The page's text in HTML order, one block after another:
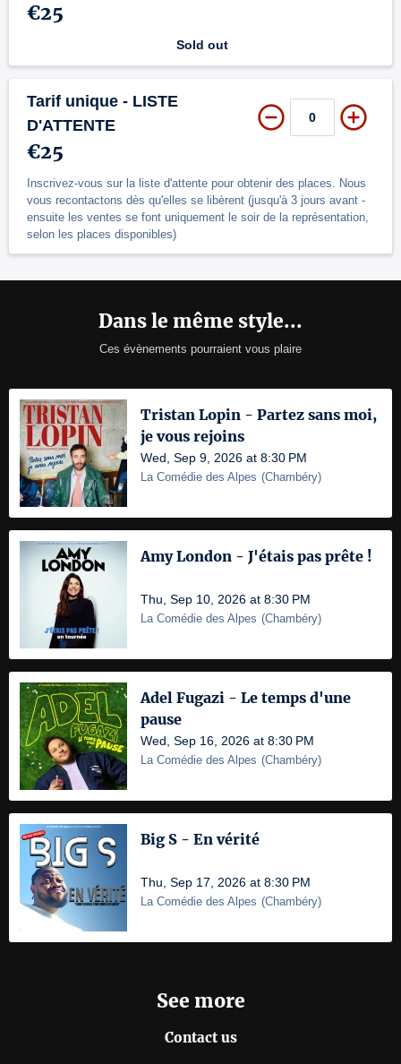
€25
Sold out
Tarif unique - LISTE
D'ATTENTE
€25
Inscrivez-vous sur la liste d'attente pour obtenir des places. Nous
vous recontactons dès qu'elles se libèrent (jusqu'à 3 jours avant -
ensuite les ventes se font uniquement le soir de la représentation,
selon les places disponibles)
Dans le même style...
Ces évènements pourraient vous plaire
Tristan Lopin - Partez sans moi,
je vous rejoins
Wed, Sep 9, 2026 at 8:30 PM
La Comédie des Alpes (Chambéry)
Amy London - J'étais pas prête !
Thu, Sep 10, 2026 at 8:30 PM
La Comédie des Alpes (Chambéry)
Adel Fugazi - Le temps d'une
pause
Wed, Sep 16, 2026 at 8:30 PM
La Comédie des Alpes (Chambéry)
Big S - En vérité
Thu, Sep 17, 2026 at 8:30 PM
La Comédie des Alpes (Chambéry)
See more
Contact us